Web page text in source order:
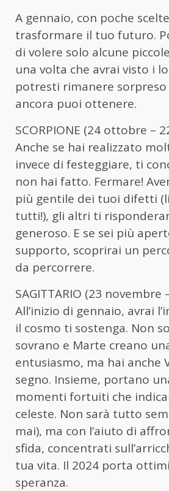
A gennaio, con poche
trasformare il tuo futuro.
di volere solo alcune
una volta che avrai visto i
potresti rimanere
ancora puoi ottenere.
SCORPIONE (24 ottobre –
Anche se hai realizzato
invece di festeggiare, ti
non hai fatto. Fermare!
più gentile dei tuoi difetti
tutti!), gli altri ti
generoso. E se sei più
supporto, scoprirai un
da percorrere.
SAGITTARIO (23 novembre
All’inizio di gennaio, avrai
il cosmo ti sostenga. Non
sovrano e Marte creano
entusiasmo, ma hai anche
segno. Insieme, portano
momenti fortuiti che
celeste. Non sarà tutto
mai), ma con l’aiuto di
sfida, concentrati
tua vita. Il 2024 porta
speranza.